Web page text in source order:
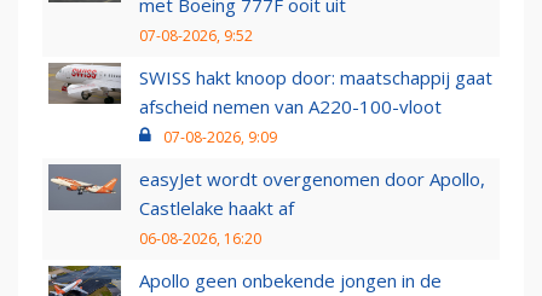
met Boeing 777F ooit uit
07-08-2026, 9:52
SWISS hakt knoop door: maatschappij gaat
afscheid nemen van A220-100-vloot
07-08-2026, 9:09
easyJet wordt overgenomen door Apollo,
Castlelake haakt af
06-08-2026, 16:20
Apollo geen onbekende jongen in de